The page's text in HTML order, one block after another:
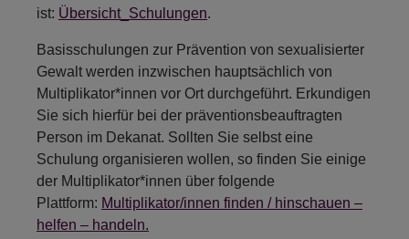
ist: Übersicht_Schulungen.
Basisschulungen zur Prävention von sexualisierter
Gewalt werden inzwischen hauptsächlich von
Multiplikator*innen vor Ort durchgeführt. Erkundigen
Sie sich hierfür bei der präventionsbeauftragten
Person im Dekanat. Sollten Sie selbst eine
Schulung organisieren wollen, so finden Sie einige
der Multiplikator*innen über folgende
Plattform: Multiplikator/innen finden / hinschauen –
helfen – handeln.